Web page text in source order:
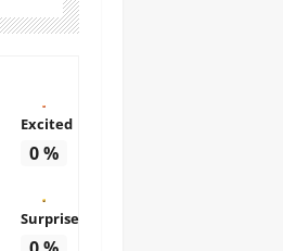
Excited
0%
Surprise